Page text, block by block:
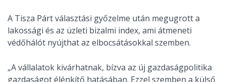
A Tisza Párt választási győzelme után megugrott a
lakossági és az üzleti bizalmi index, ami átmeneti
védőhálót nyújthat az elbocsátásokkal szemben.
„A vállalatok kivárhatnak, bízva az új gazdaságpolitika
gazdaságot élénkítő hatásában. Ezzel szemben a külső